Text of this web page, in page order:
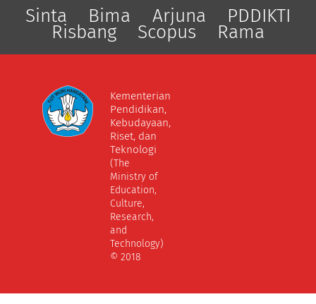
Sinta Bima Arjuna PDDIKTI
Risbang Scopus Rama
Kementerian
Pendidikan,
Kebudayaan,
Riset, dan
Teknologi
(The
Ministry of
Education,
Culture,
Research,
and
Technology)
© 2018